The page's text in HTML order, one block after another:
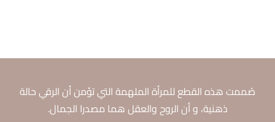
صُممت هذه القطع للمرأة الملهمة التي تؤمن أن الرقي حالة
ذهنية، و أن الروح والعقل هما مصدرا الجمال.